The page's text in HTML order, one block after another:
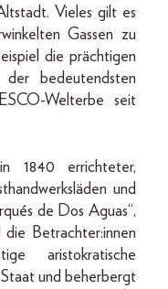
Vieles gilt es
Gassen zu
die prächtigen
bedeutendsten
Welterbe seit
1840 errichteter,
und
de Dos Aguas“,
die Betrachter:innen
aristokratische
und beherbergt